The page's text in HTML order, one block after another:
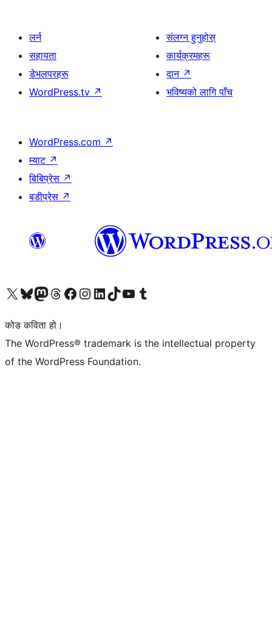
लर्न
सहायता
डेभलपरहरू
WordPress.tv ↗
संलग्न हुनुहोस्
कार्यक्रमहरू
दान ↗
भविष्यको लागि पाँच
WordPress.com ↗
म्याट ↗
बिबिप्रेस ↗
बडीप्रेस ↗
हाम्रो X (पहिले ट्विटर) खातामा जानुहोस्
हाम्रो Bluesky खाता भ्रमण गर्नुहोस्
हाम्रो म्यास्टोडन खाता भ्रमण गर्नुहोस्
हाम्रो थ्रेड्स खातामा जानुहोस्
हाम्रो फेसबुक पेजमा जानुहोस्
हाम्रो इन्स्टाग्राम खातामा जानुहोस्
हाम्रो लिङ्क्डइन खातामा जानुहोस्
हाम्रो TikTok खाता भ्रमण गर्नुहोस्
हाम्रो युट्युब च्यानलमा जानुहोस्
हाम्रो टम्बलर खाता भ्रमण गर्नुहोस्
कोड कविता हो।
The WordPress® trademark is the intellectual property
of the WordPress Foundation.